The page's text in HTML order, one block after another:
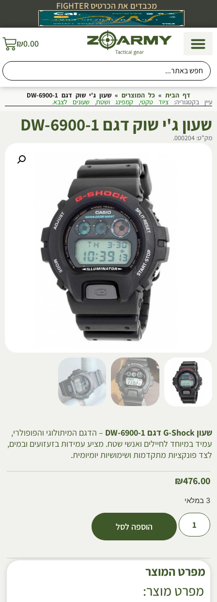
מכבדים את הכרטיס FIGHTER
₪0.00
דף הבית » כל המוצרים » שעון ג'י שוק דגם DW-6900-1
עיין בקטגוריה: ציוד טקטי, קמפינג ושטח, שעונים לצבא.
שעון ג'י שוק דגם DW-6900-1
מק"ט: 000204.
שעון G-Shock דגם DW-6900-1
– הדגם המיתולוגי והפופולרי,
עמיד במיוחד לחיילים ואנשי שטח. מציע עמידות בזעזועים ובמים,
לצד פונקציות מתקדמות ושימושיות יומיומית.
₪476.00
3 במלאי
הוספה לסל
מפרט המוצר
מפרט מוצר: